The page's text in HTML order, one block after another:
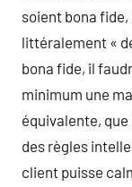
soient bona
littéralement «
bona fide, il
minimum une
équivalente,
des règles
client puisse